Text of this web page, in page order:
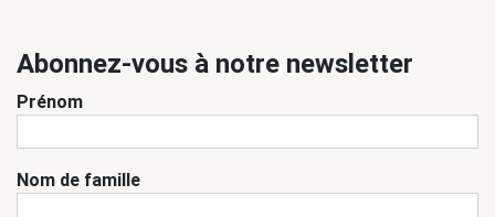
Abonnez-vous à notre newsletter
Prénom
Nom de famille